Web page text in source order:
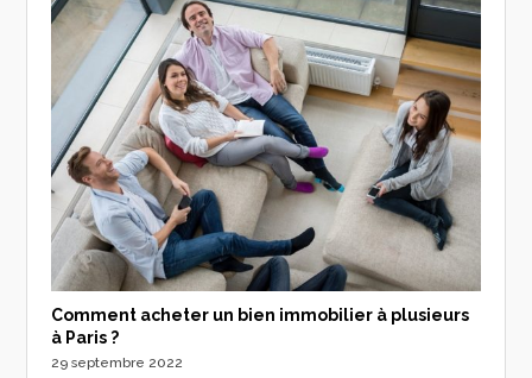
Comment acheter un bien immobilier à plusieurs
à Paris ?
29 septembre 2022